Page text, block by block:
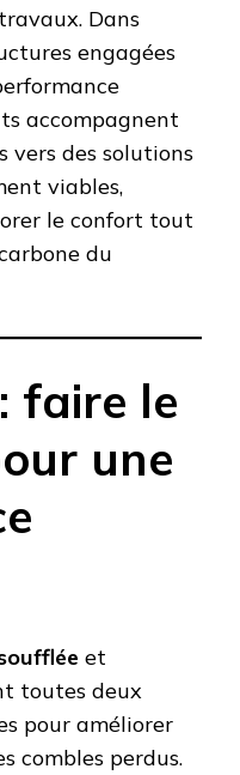
Dans
engagées
accompagnent
vers des solutions
viables,
le confort tout
du
faire le
une
et
toutes deux
pour améliorer
combles perdus.